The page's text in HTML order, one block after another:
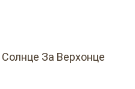
За Верхонце